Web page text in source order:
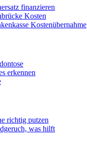
finanzieren
Kosten
Kostenübernahme
erkennen
richtig putzen
was hilft